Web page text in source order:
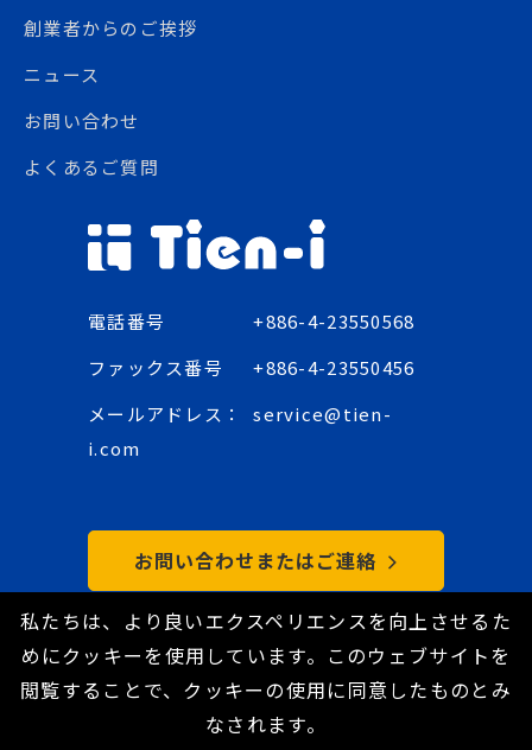
私たちは、より良いエクスペリエンスを向上させるた
めにクッキーを使用しています。このウェブサイトを
閲覧することで、クッキーの使用に同意したものとみ
なされます。
創業者からのご挨拶
ニュース
お問い合わせ
よくあるご質問
電話番号
+886-4-23550568
ファックス番号
+886-4-23550456
メールアドレス：
service@tien-
i.com
お問い合わせまたはご連絡
Copyright © 2021 Tien-I Industrial Co., Ltd. All